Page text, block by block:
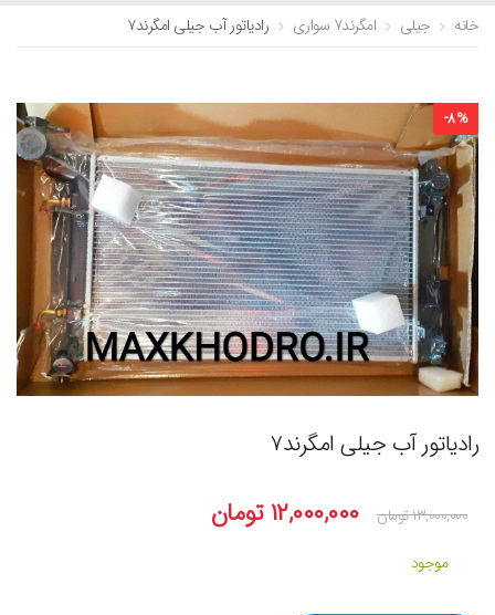
خانه جیلی امگرند7 سواری رادیاتور آب جیلی امگرند۷
-8%
رادیاتور آب جیلی امگرند۷
۱۳,۰۰۰,۰۰۰تومان ۱۲,۰۰۰,۰۰۰ تومان
موجود